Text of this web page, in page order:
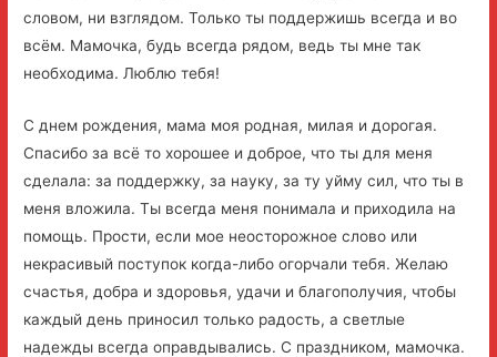
словом, ни взглядом. Только ты поддержишь всегда и во
всём. Мамочка, будь всегда рядом, ведь ты мне так
необходима. Люблю тебя!
С днем рождения, мама моя родная, милая и дорогая.
Спасибо за всё то хорошее и доброе, что ты для меня
сделала: за поддержку, за науку, за ту уйму сил, что ты в
меня вложила. Ты всегда меня понимала и приходила на
помощь. Прости, если мое неосторожное слово или
некрасивый поступок когда-либо огорчали тебя. Желаю
счастья, добра и здоровья, удачи и благополучия, чтобы
каждый день приносил только радость, а светлые
надежды всегда оправдывались. С праздником, мамочка.